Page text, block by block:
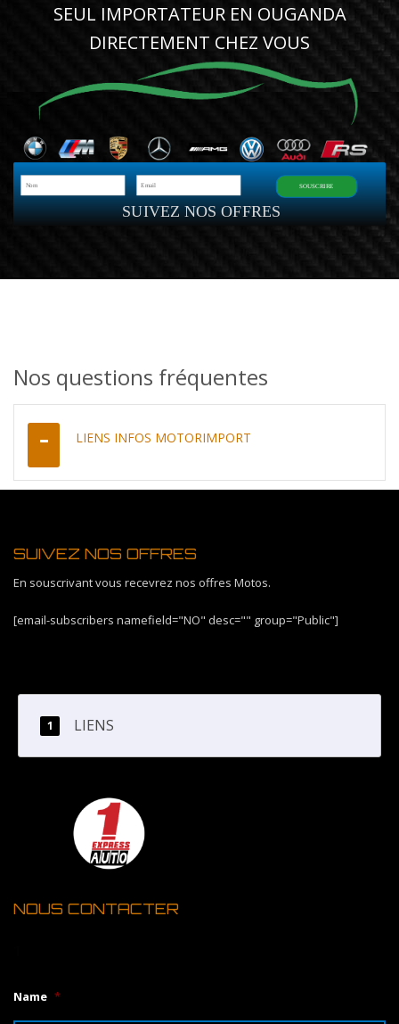
SEUL IMPORTATEUR EN OUGANDA
DIRECTEMENT CHEZ VOUS
SUIVEZ NOS OFFRES
SOUSCRIRE
Nos questions fréquentes
LIENS INFOS MOTORIMPORT
SUIVEZ NOS OFFRES
En souscrivant vous recevrez nos offres Motos.
[email-subscribers namefield="NO" desc="" group="Public"]
LIENS
NOUS CONTACTER
Name *